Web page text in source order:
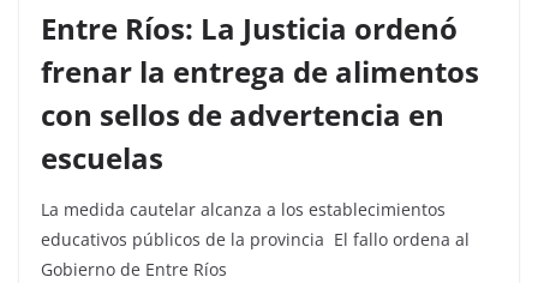
Entre Ríos: La Justicia ordenó
frenar la entrega de alimentos
con sellos de advertencia en
escuelas
La medida cautelar alcanza a los establecimientos
educativos públicos de la provincia El fallo ordena al
Gobierno de Entre Ríos